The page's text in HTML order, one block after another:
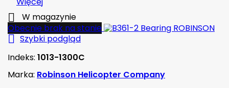

W magazynie
Obecnie brak na stanie
 Szybki podgląd
Indeks: 1013-1300C
Marka: Robinson Helicopter Company